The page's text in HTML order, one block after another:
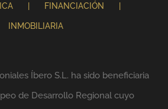
FINANCIACIÓN
INMOBILIARIA
Íbero S.L. ha sido beneficiaria
de Desarrollo Regional cuyo